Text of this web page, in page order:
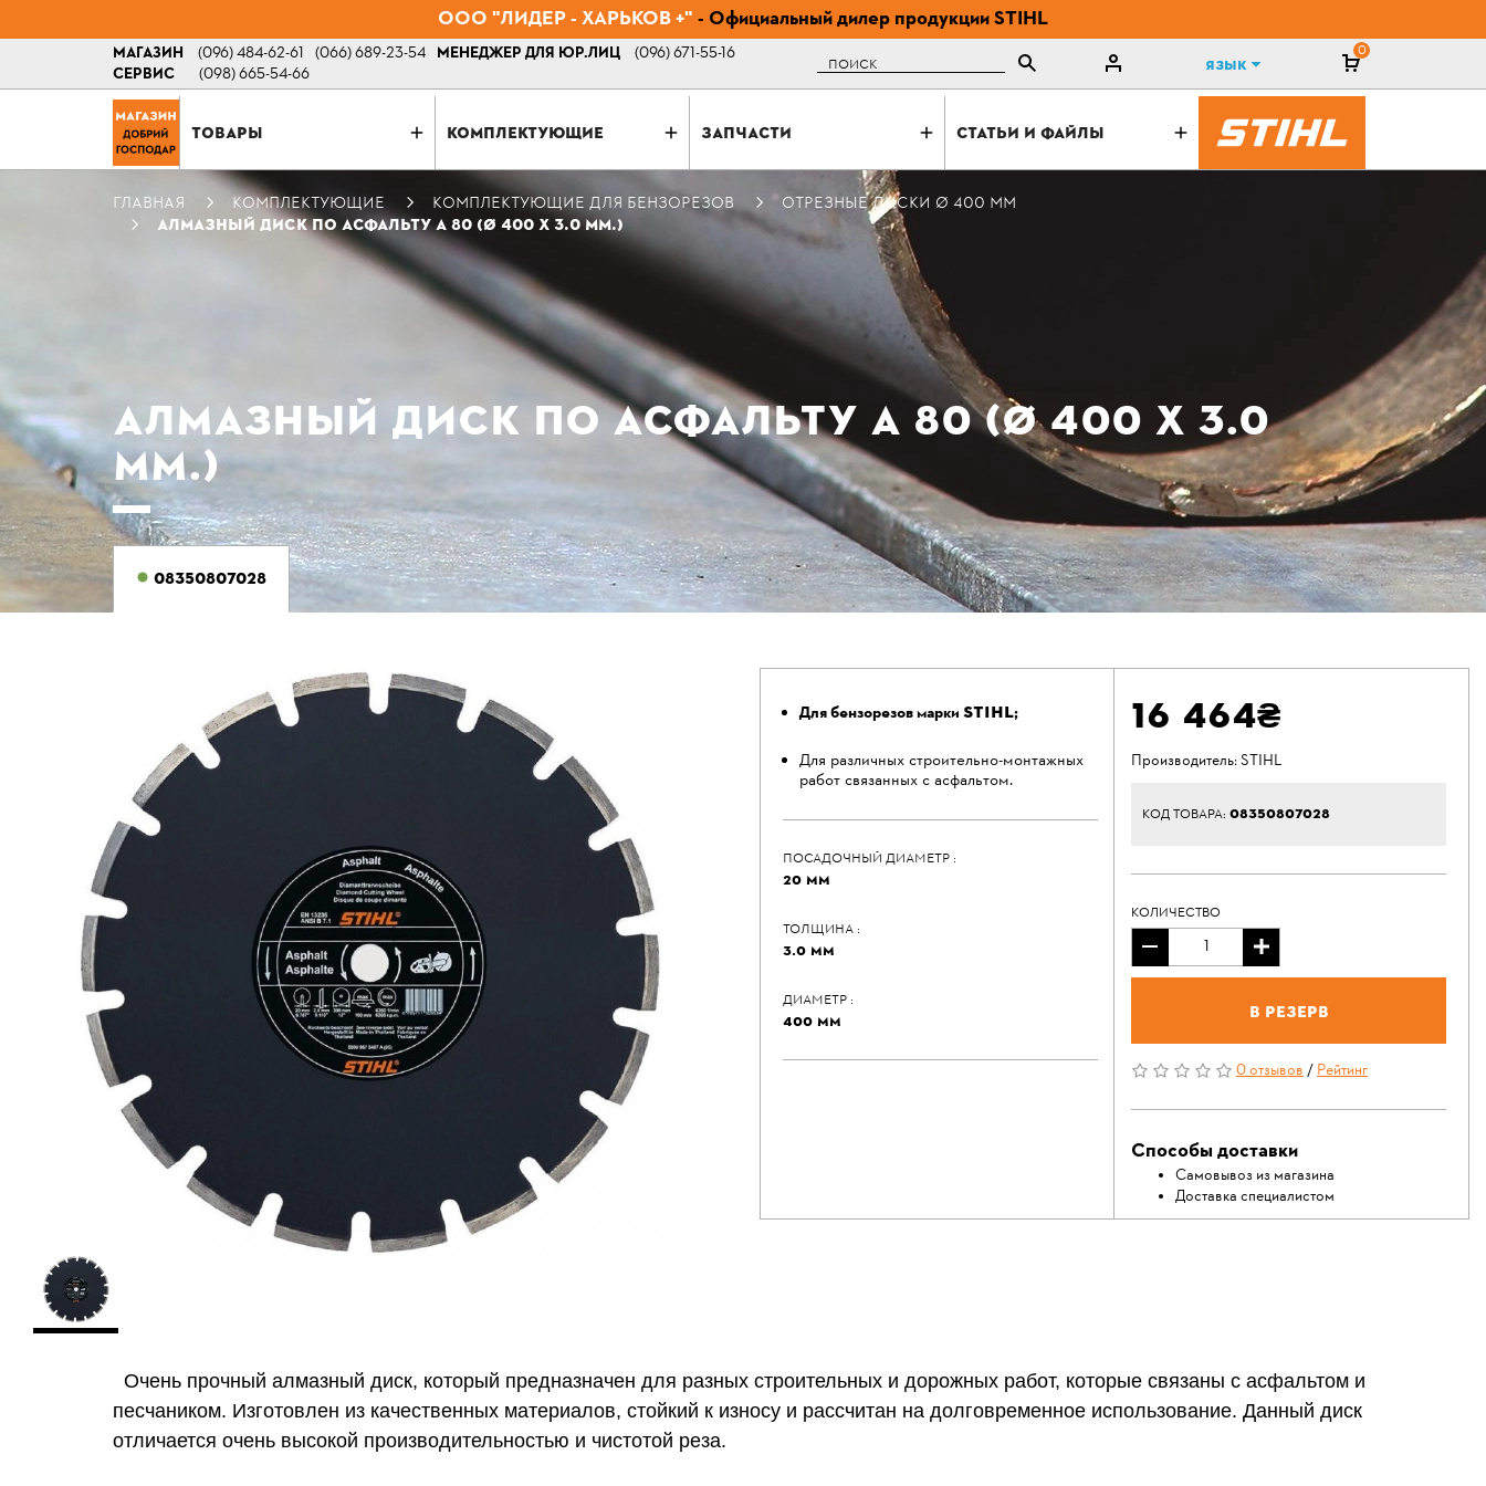
ООО "ЛИДЕР - ХАРЬКОВ +" - Официальный дилер продукции STIHL
МАГАЗИН (096) 484-62-61 (066) 689-23-54 МЕНЕДЖЕР ДЛЯ ЮР.ЛИЦ
(096) 671-55-16
СЕРВИС
(098) 665-54-66 Поиск Язык
0
ТОВАРЫ КОМПЛЕКТУЮЩИЕ ЗАПЧАСТИ СТАТЬИ И ФАЙЛЫ
ГЛАВНАЯ КОМПЛЕКТУЮЩИЕ КОМПЛЕКТУЮЩИЕ ДЛЯ БЕНЗОРЕЗОВ
ОТРЕЗНЫЕ ДИСКИ Ø 400 ММ
АЛМАЗНЫЙ ДИСК ПО АСФАЛЬТУ А 80 (Ø 400 Х 3.0 ММ.)
АЛМАЗНЫЙ ДИСК ПО АСФАЛЬТУ А 80 (Ø 400 Х 3.0
ММ.)
08350807028
Для бензорезов марки STIHL;
Для различных строительно-монтажных
работ связанных с асфальтом.
ПОСАДОЧНЫЙ ДИАМЕТР :
20 ММ
ТОЛЩИНА :
3.0 ММ
ДИАМЕТР :
400 ММ
16 464₴
Производитель:STIHL
КОД ТОВАРА: 08350807028
КОЛИЧЕСТВО
В резерв
0 отзывов/Рейтинг
Способы доставки
Самовывоз из магазина
Доставка специалистом
Очень прочный алмазный диск, который предназначен для разных строительных и дорожных работ, которые связаны с асфальтом и
песчаником. Изготовлен из качественных материалов, стойкий к износу и рассчитан на долговременное использование. Данный диск
отличается очень высокой производительностью и чистотой реза.